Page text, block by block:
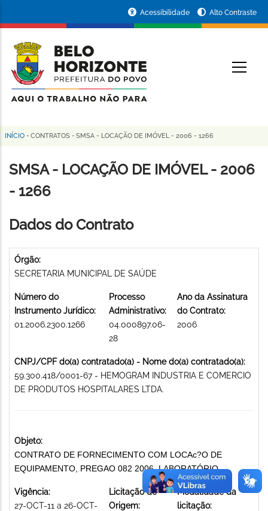
conteúdo
principal
da
Prefeitura
de
Horizonte
Acessibilidade Alto Contraste
Trilha
de
navegação
INÍCIO - CONTRATOS - SMSA - LOCAÇÃO DE IMÓVEL - 2006 - 1266
SMSA - LOCAÇÃO DE IMÓVEL - 2006
- 1266
Dados do Contrato
Órgão:
SECRETARIA MUNICIPAL DE SAÚDE
Número do
Instrumento Jurídico:
01.2006.2300.1266
Processo
Administrativo:
04.000897.06-
28
Ano da Assinatura
do Contrato:
2006
CNPJ/CPF do(a) contratado(a) - Nome do(a) contratado(a):
59.300.418/0001-67 - HEMOGRAM INDUSTRIA E COMERCIO
DE PRODUTOS HOSPITALARES LTDA.
Objeto:
CONTRATO DE FORNECIMENTO COM LOCAc?O DE
EQUIPAMENTO, PREGAO 082 2006. LABORATÓRIO
Vigência:
27-OCT-11 a 26-OCT-
Licitação de
Origem:
Modalidade da
licitação: